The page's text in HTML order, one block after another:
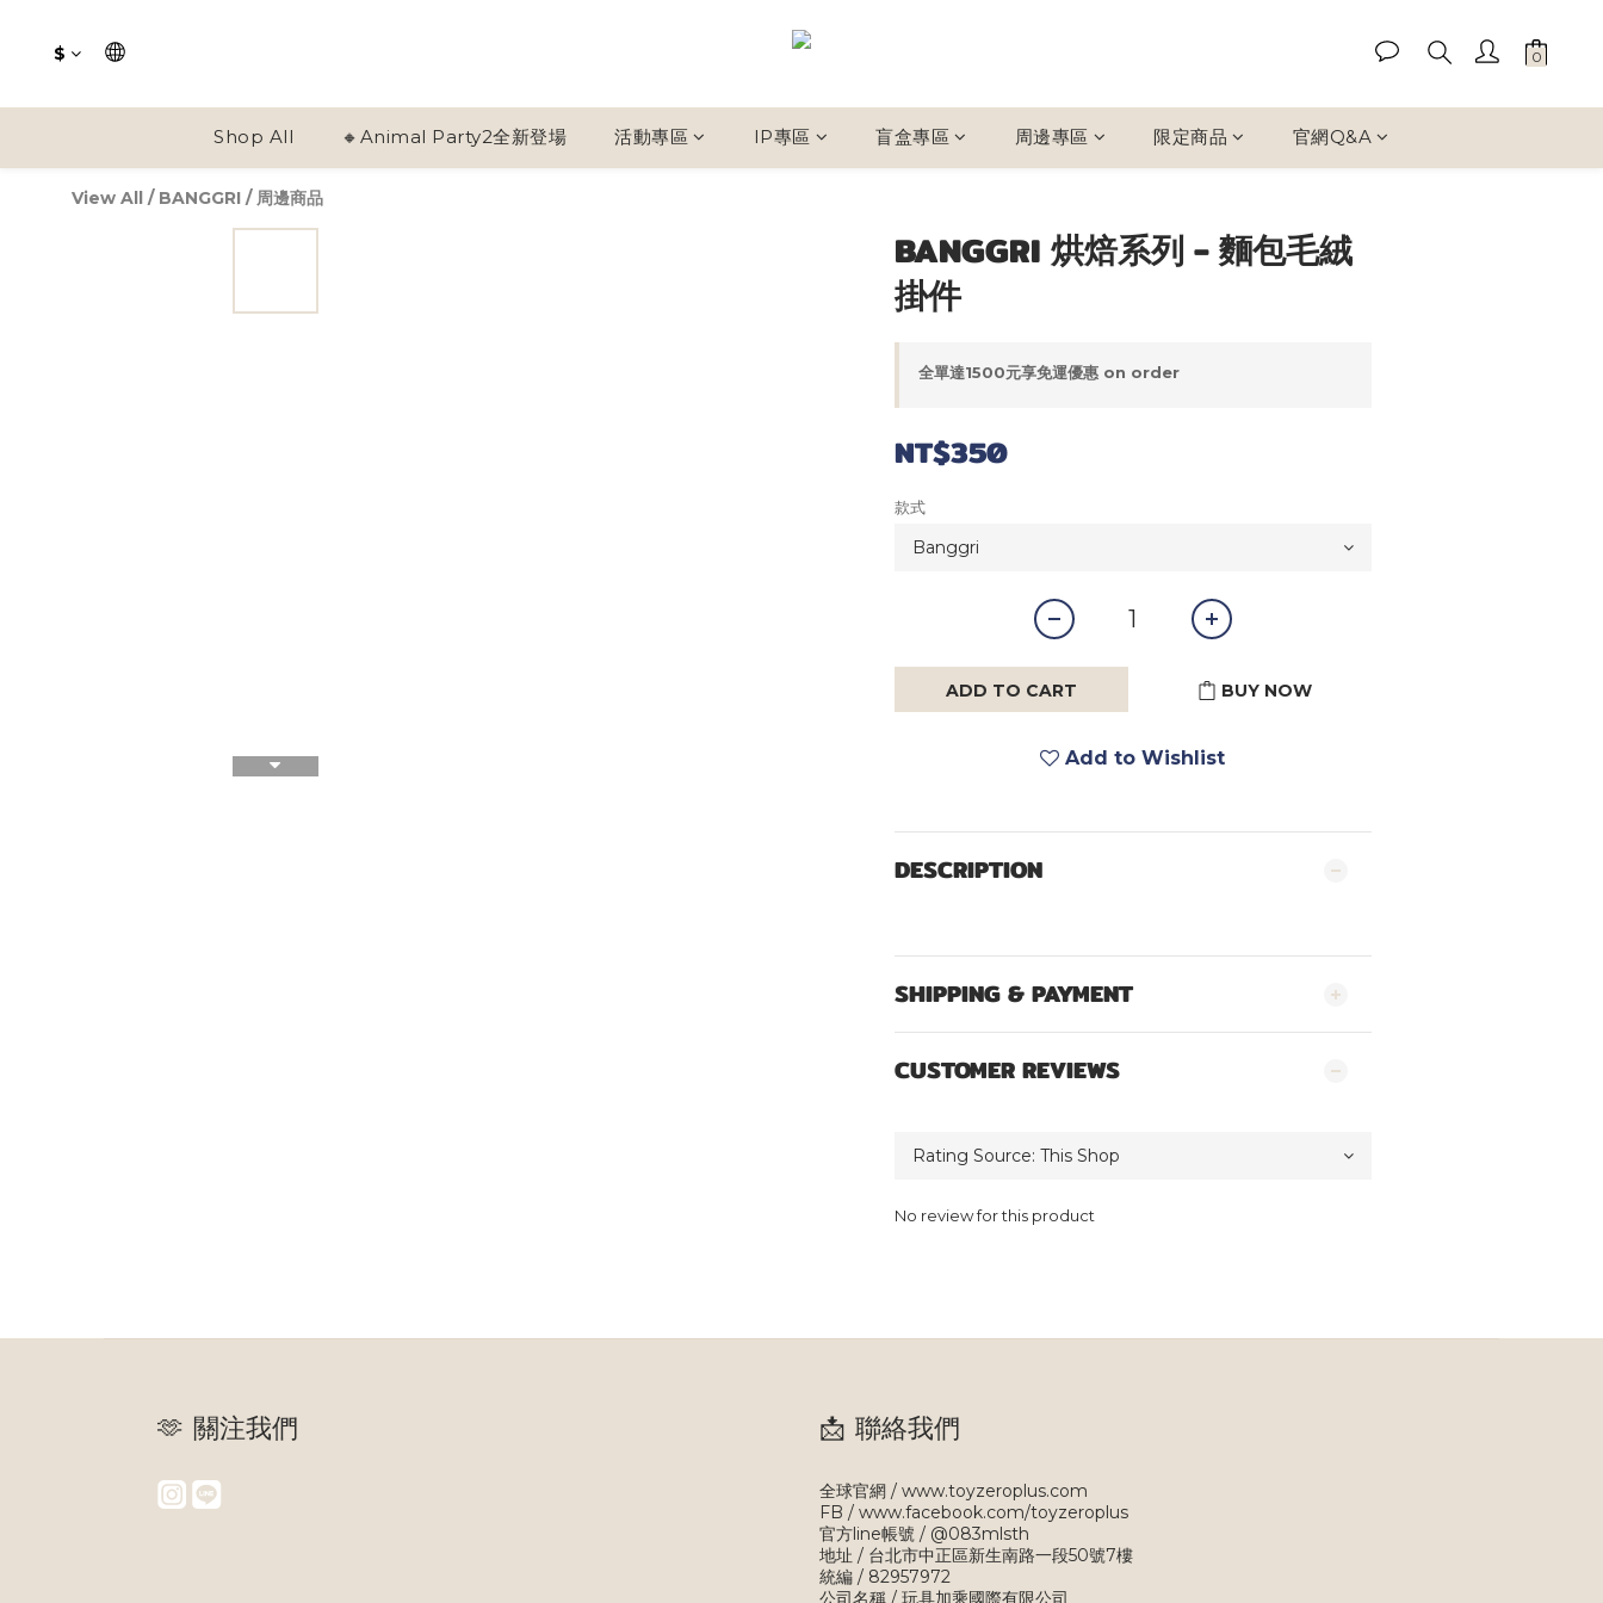
$
Shop All 🔸Animal Party2全新登場 活動專區 IP專區 盲盒專區 周邊專區 限定商品 官網Q&A
View All / BANGGRI / 周邊商品
BANGGRI 烘焙系列 - 麵包毛絨
掛件
全單達1500元享免運優惠 on order
NT$350
款式
ADD TO CART BUY NOW
Add to Wishlist
DESCRIPTION
SHIPPING & PAYMENT
CUSTOMER REVIEWS
No review for this product
🫶 關注我們 📩 聯絡我們
全球官網 / www.toyzeroplus.com
FB / www.facebook.com/toyzeroplus
官方line帳號 / @083mlsth
地址 / 台北市中正區新生南路一段50號7樓
統編 / 82957972
公司名稱 / 玩具加乘國際有限公司